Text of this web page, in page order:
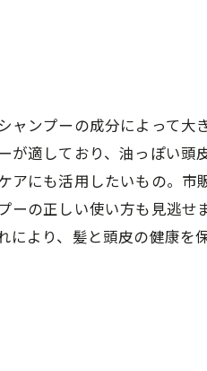
ンプーの成分によって大
適しており、油っぽい頭
にも活用したいもの。市
の正しい使い方も見逃せ
より、髪と頭皮の健康を